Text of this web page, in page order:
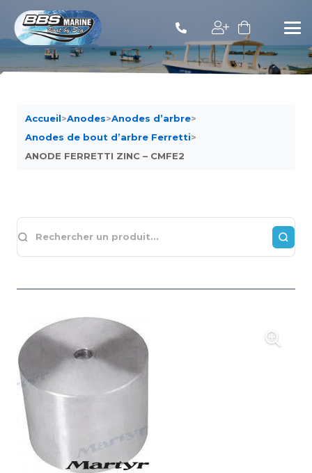
Accueil>Anodes>Anodes d’arbre>
Anodes de bout d’arbre Ferretti>
ANODE FERRETTI ZINC – CMFE2